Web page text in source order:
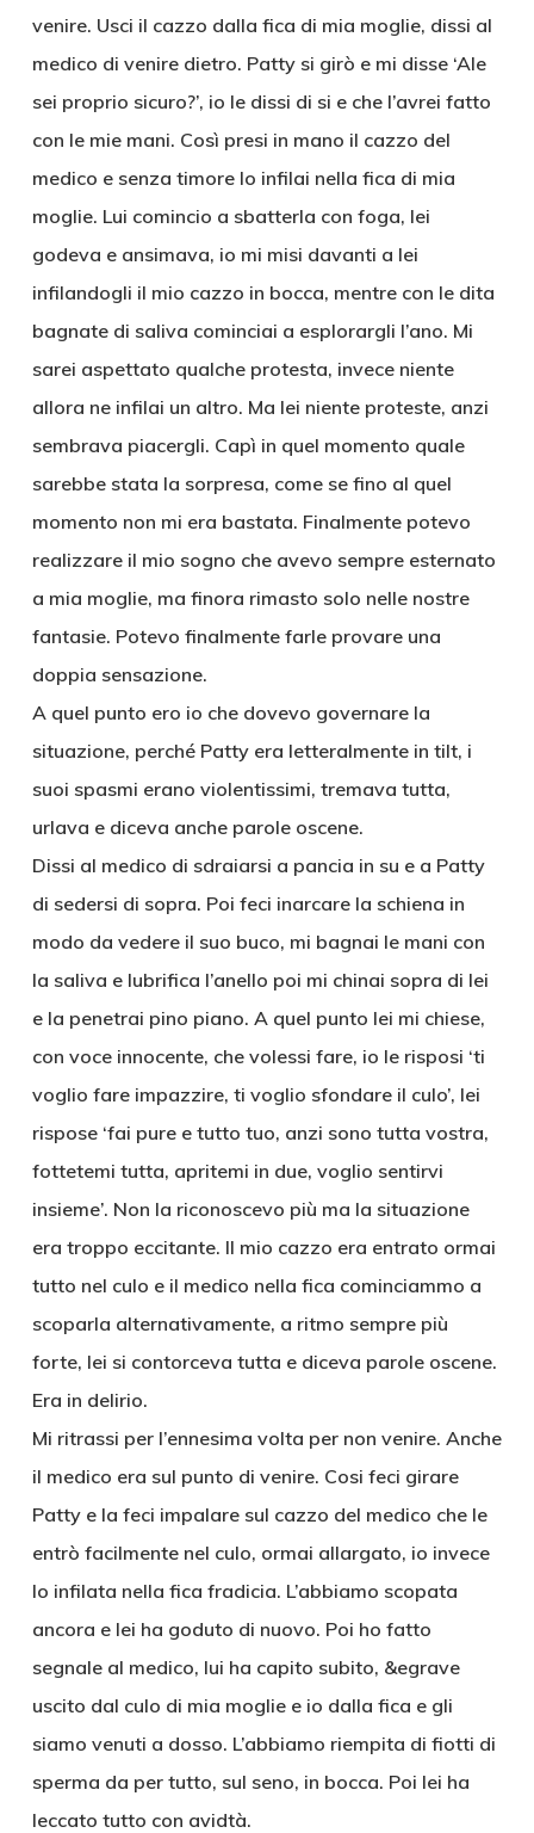
venire. Usci il cazzo dalla fica di mia moglie, dissi al
medico di venire dietro. Patty si girò e mi disse ‘Ale
sei proprio sicuro?’, io le dissi di si e che l’avrei fatto
con le mie mani. Così presi in mano il cazzo del
medico e senza timore lo infilai nella fica di mia
moglie. Lui comincio a sbatterla con foga, lei
godeva e ansimava, io mi misi davanti a lei
infilandogli il mio cazzo in bocca, mentre con le dita
bagnate di saliva cominciai a esplorargli l’ano. Mi
sarei aspettato qualche protesta, invece niente
allora ne infilai un altro. Ma lei niente proteste, anzi
sembrava piacergli. Capì in quel momento quale
sarebbe stata la sorpresa, come se fino al quel
momento non mi era bastata. Finalmente potevo
realizzare il mio sogno che avevo sempre esternato
a mia moglie, ma finora rimasto solo nelle nostre
fantasie. Potevo finalmente farle provare una
doppia sensazione.
A quel punto ero io che dovevo governare la
situazione, perché Patty era letteralmente in tilt, i
suoi spasmi erano violentissimi, tremava tutta,
urlava e diceva anche parole oscene.
Dissi al medico di sdraiarsi a pancia in su e a Patty
di sedersi di sopra. Poi feci inarcare la schiena in
modo da vedere il suo buco, mi bagnai le mani con
la saliva e lubrifica l’anello poi mi chinai sopra di lei
e la penetrai pino piano. A quel punto lei mi chiese,
con voce innocente, che volessi fare, io le risposi ‘ti
voglio fare impazzire, ti voglio sfondare il culo’, lei
rispose ‘fai pure e tutto tuo, anzi sono tutta vostra,
fottetemi tutta, apritemi in due, voglio sentirvi
insieme’. Non la riconoscevo più ma la situazione
era troppo eccitante. Il mio cazzo era entrato ormai
tutto nel culo e il medico nella fica cominciammo a
scoparla alternativamente, a ritmo sempre più
forte, lei si contorceva tutta e diceva parole oscene.
Era in delirio.
Mi ritrassi per l’ennesima volta per non venire. Anche
il medico era sul punto di venire. Cosi feci girare
Patty e la feci impalare sul cazzo del medico che le
entrò facilmente nel culo, ormai allargato, io invece
lo infilata nella fica fradicia. L’abbiamo scopata
ancora e lei ha goduto di nuovo. Poi ho fatto
segnale al medico, lui ha capito subito, &egrave
uscito dal culo di mia moglie e io dalla fica e gli
siamo venuti a dosso. L’abbiamo riempita di fiotti di
sperma da per tutto, sul seno, in bocca. Poi lei ha
leccato tutto con avidtà.